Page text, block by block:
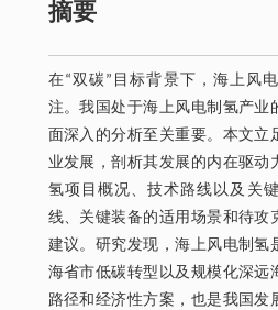
摘要
在“双碳”目标背景下，海上风
注。我国处于海上风电制氢产业
面深入的分析至关重要。本文立
业发展，剖析其发展的内在驱动
氢项目概况、技术路线以及关
线、关键装备的适用场景和待攻
建议。研究发现，海上风电制氢
海省市低碳转型以及规模化深远
路径和经济性方案，也是我国发